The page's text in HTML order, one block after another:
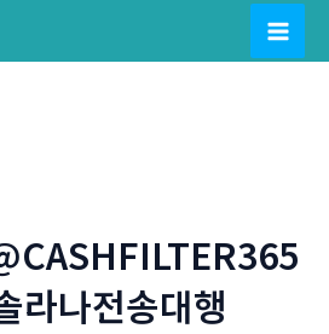
Main
라나전송대행